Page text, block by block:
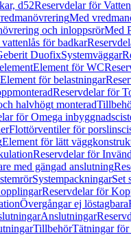
d52Reservdelar för
Med
och inloppsrörMed
för badkar
DuofixSystemväggar
Element för WC
Element för belastningar
Reservdelar för
halvhögt monterad
för Omega
Flottörventiler för
Element för lätt
Reservdelar för
med gängad anslutning
SystempackningarSet
Reservdelar för
Övergångar ej löstagbara
Anslutningar
TillbehörTätningar